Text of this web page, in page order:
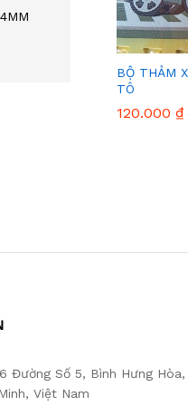
BỘ THẢM
TÔ
120.000 ₫
120.000 ₫
Đường Số 5, Bình Hưng Hòa,
Việt Nam